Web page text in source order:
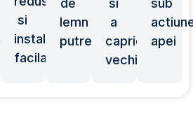
si
instalare
facila
lemn
putrezite
a
capriorilor
vechi
apei